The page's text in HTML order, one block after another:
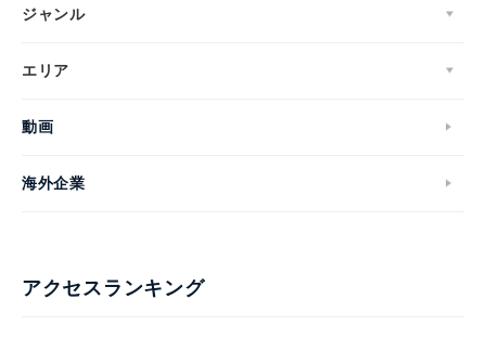
ジャンル
エリア
動画
海外企業
アクセスランキング